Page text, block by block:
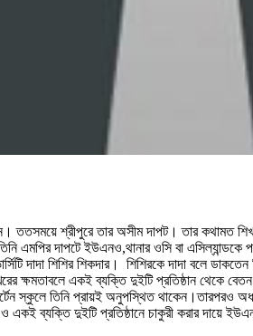
ততসময়ে শ্রীপুরে তার অসীম দাপট। তার কথামত
এমপির দাপটে ইউএনও,থানার ওসি বা
দাদা শিশির শিকদার। শিশিরকে দাদা বলে
ক্ষমতাবলে একই ব্যক্তি দুইটি প্রতিষ্ঠান থেকে
স্কুলে তিনি প্রায়ই অনুপস্থিত থাকেন।তারপরও
ব্যক্তি দুইটি প্রতিষ্ঠানে চাকুরী করার দায়ে